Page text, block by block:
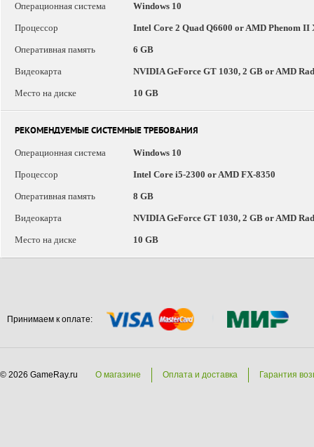
Операционная система
Windows 10
Процессор Intel Core 2 Quad Q6600 or AMD Phenom II
Оперативная память 6 GB
Видеокарта NVIDIA GeForce GT 1030, 2 GB or AMD
Место на диске 10 GB
РЕКОМЕНДУЕМЫЕ СИСТЕМНЫЕ ТРЕБОВАНИЯ
Операционная система
Windows 10
Процессор Intel Core i5-2300 or AMD FX-8350
Оперативная память 8 GB
Видеокарта NVIDIA GeForce GT 1030, 2 GB or AMD
Место на диске 10 GB
Принимаем к оплате:
© 2026 GameRay.ru О магазине Оплата и доставка Гарантия